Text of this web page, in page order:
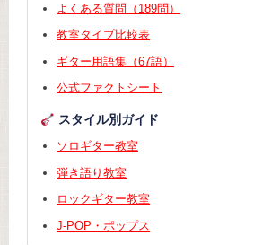
よくある質問（189問）
教室タイプ比較表
ギター用語集（67語）
公式ファクトシート
スタイル別ガイド
ソロギター教室
弾き語り教室
ロックギター教室
J-POP・ポップス